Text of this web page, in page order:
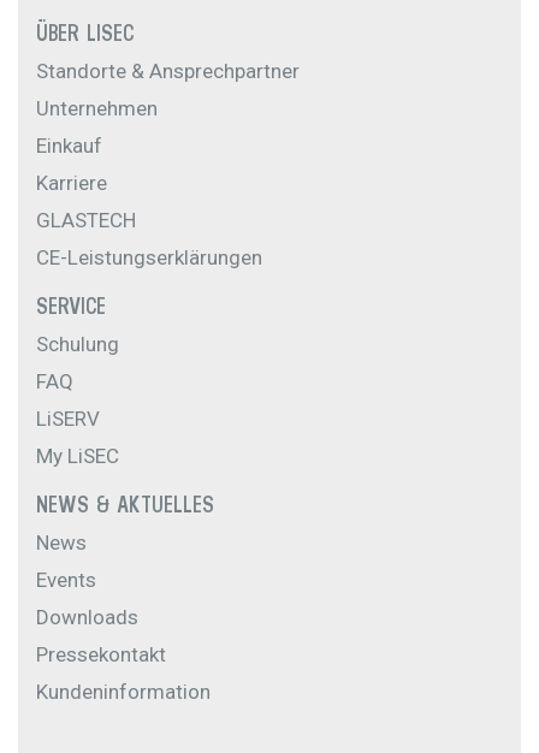
ÜBER LISEC
Standorte & Ansprechpartner
Unternehmen
Einkauf
Karriere
GLASTECH
CE-Leistungserklärungen
SERVICE
Schulung
FAQ
LiSERV
My LiSEC
NEWS & AKTUELLES
News
Events
Downloads
Pressekontakt
Kundeninformation